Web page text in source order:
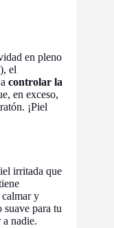
en pleno
el
controlar la
en exceso,
¡Piel
irritada que
calmar y
suave para tu
a nadie.